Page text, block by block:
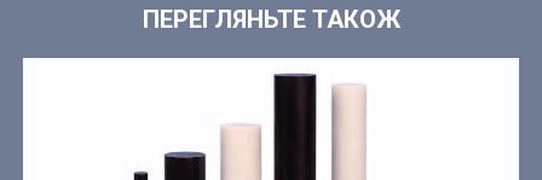
ПЕРЕГЛЯНЬТЕ ТАКОЖ